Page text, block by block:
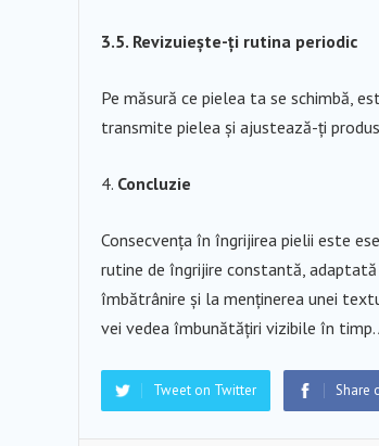
3.5. Revizuiește-ți rutina periodic
Pe măsură ce pielea ta se schimbă,
transmite pielea și ajustează-ți
Concluzie
Consecvența în îngrijirea pielii este
rutine de îngrijire constantă,
îmbătrânire și la menținerea unei
vei vedea îmbunătățiri vizibile în
Tweet on Twitter Share